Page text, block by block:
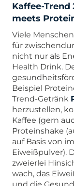
Kaffee-Trend
meets
Viele
für
nicht nur als
Health Drink.
Beispiel
Trend-Getränk
herzustellen,
Kaffee (gern
Proteinshake
auf Basis von
Eiweißpulver).
zweierlei
wach, das